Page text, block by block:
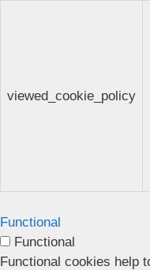
viewed_cookie_policy
Functional
Functional
Functional cookies help